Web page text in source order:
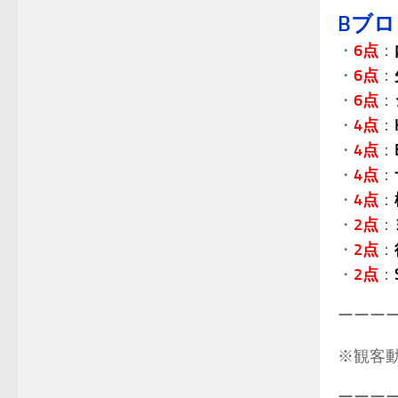
Bブ
・ 6点 ：
・ 6点 ：
・ 6点 ：
・ 4点 ：
・ 4点 ：
・ 4点 ：
・ 4点 ：
・ 2点 ：
・ 2点 ：
・ 2点 ：
ーーー
※観客